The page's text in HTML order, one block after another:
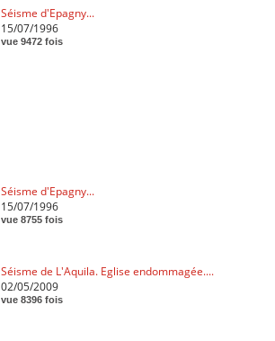
Séisme d'Epagny...
15/07/1996
vue 9472 fois
Séisme d'Epagny...
15/07/1996
vue 8755 fois
Séisme de L'Aquila. Eglise endommagée....
02/05/2009
vue 8396 fois